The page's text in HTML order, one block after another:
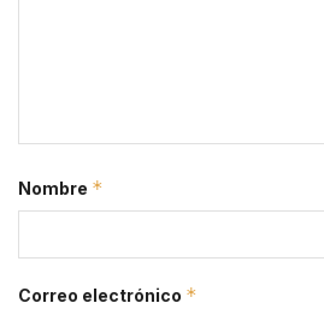
Nombre *
Correo electrónico *